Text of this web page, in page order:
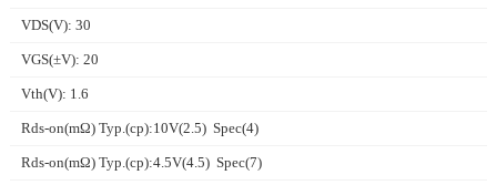
VDS(V): 30
VGS(±V): 20
Vth(V): 1.6
Rds-on(mΩ) Typ.(cp):10V(2.5) Spec(4)
Rds-on(mΩ) Typ.(cp):4.5V(4.5) Spec(7)